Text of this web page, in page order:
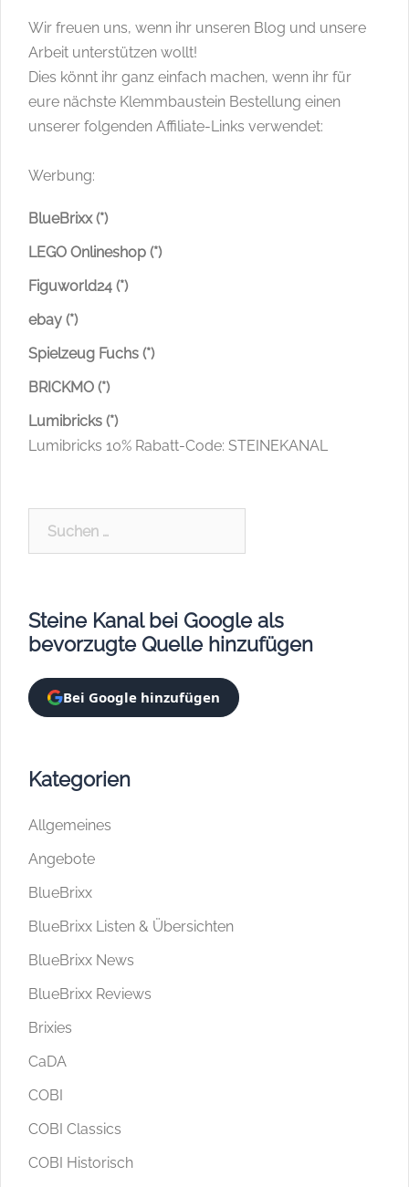
Wir freuen uns, wenn ihr unseren Blog und unsere
Arbeit unterstützen wollt!
Dies könnt ihr ganz einfach machen, wenn ihr für
eure nächste Klemmbaustein Bestellung einen
unserer folgenden Affiliate-Links verwendet:
Werbung:
BlueBrixx (*)
LEGO Onlineshop (*)
Figuworld24 (*)
ebay (*)
Spielzeug Fuchs (*)
BRICKMO (*)
Lumibricks (*)
Lumibricks 10% Rabatt-Code: STEINEKANAL
Steine Kanal bei Google als
bevorzugte Quelle hinzufügen
Bei Google hinzufügen
Kategorien
Allgemeines
Angebote
BlueBrixx
BlueBrixx Listen & Übersichten
BlueBrixx News
BlueBrixx Reviews
Brixies
CaDA
COBI
COBI Classics
COBI Historisch